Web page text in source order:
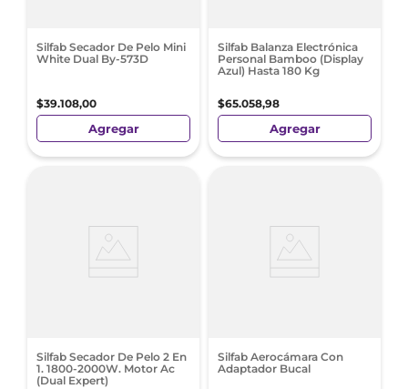
Silfab Secador De Pelo Mini
White Dual By-573D
$39.108,00
Agregar
Silfab Balanza Electrónica
Personal Bamboo (Display
Azul) Hasta 180 Kg
$65.058,98
Agregar
Silfab Secador De Pelo 2 En
1. 1800-2000W. Motor Ac
(Dual Expert)
Silfab Aerocámara Con
Adaptador Bucal